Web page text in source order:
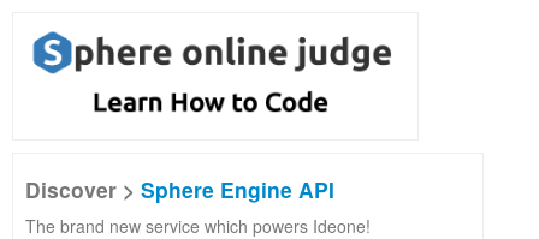
Discover > Sphere Engine API
The brand new service which powers Ideone!